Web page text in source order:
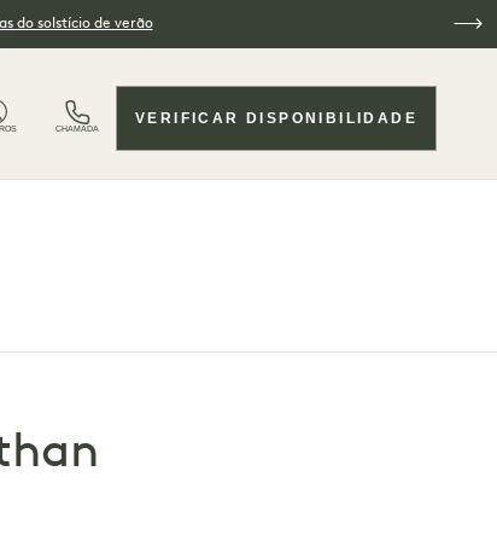
do solstício de verão
CHAMADA
VERIFICAR DISPONIBILIDADE